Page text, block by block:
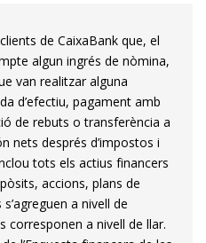
de CaixaBank que, el
algun ingrés de nòmina,
van realitzar alguna
d’efectiu, pagament amb
de rebuts o transferència a
nets després d’impostos i
tots els actius financers
accions, plans de
a nivell de
corresponen a nivell de llar.